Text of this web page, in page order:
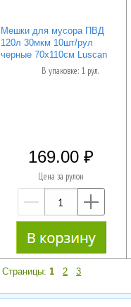
Мешки для мусора ПВД
120л 30мкм 10шт/рул
черные 70х110см Luscan
В упаковке: 1 рул.
169.00
Цена за рулон
—
Страницы:1 2 3